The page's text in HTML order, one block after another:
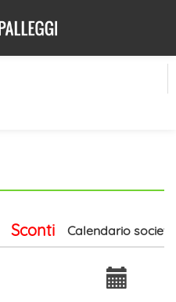
Sconti
Calendario società